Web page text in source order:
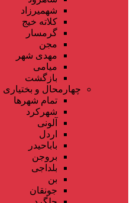
شهمیرزاد
کلاته خیج
گرمسار
مجن
مهدی شهر
میامی
بازگشت
چهارمحال و بختیاری
تمام شهر‌ها
شهرکرد
آلونی
اردل
باباحیدر
بروجن
بلداجی
بن
جونقان